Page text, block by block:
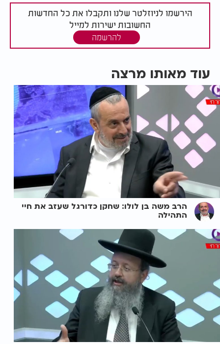
הירשמו לניוזלטר שלנו ותקבלו את כל החדשות
החשובות ישירות למייל
להרשמה
עוד מאותו מרצה
הרב משה בן לולו: שחקן כדורגל שעזב את חיי
התהילה